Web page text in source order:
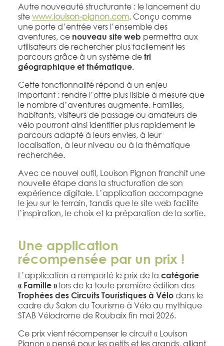
Autre nouveauté structurante : le lancement du
sitewww.louison-pignon.com. Conçu comme
une porte d’entrée vers l’ensemble des
aventures, ce nouveau site web permettra aux
utilisateurs de rechercher plus facilement les
parcours grâce à un système de tri
géographique et thématique.
Cette fonctionnalité répond à un enjeu
important : rendre l’offre plus lisible à mesure que
le nombre d’aventures augmente. Familles,
habitants, visiteurs de passage ou amateurs de
vélo pourront ainsi identifier plus rapidement le
parcours adapté à leurs envies, à leur
localisation, à leur niveau ou à la thématique
recherchée.
Avec ce nouvel outil, Louison Pignon franchit une
nouvelle étape dans la structuration de son
expérience digitale. L’application accompagne
le jeu sur le terrain, tandis que le site web facilite
l’inspiration, le choix et la préparation de la sortie.
Une application
récompensée par un prix !
L’application a remporté le prix de la catégorie
« Famille »lors de la toute première édition des
Trophées des Circuits Touristiques à Vélodans le
cadre du Salon du Tourisme à Vélo au mythique
STAB Vélodrome de Roubaix fin mai 2026.
Ce prix vient récompenser le circuit « Louison
Pignon » pensé pour les petits et les grands, alliant